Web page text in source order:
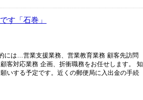
す「石巻」
には…営業支援業務、営業教育業務 顧客先訪問
客対応業務 企画、折衝職務をお任せします。 知
いする予定です。近くの郵便局に入出金の手続